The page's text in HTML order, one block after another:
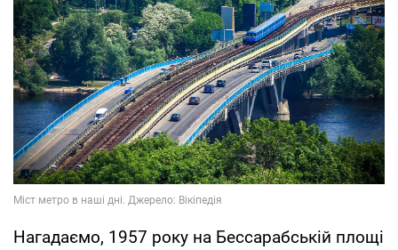
Нагадаємо, 1957 року на Бессарабській площі